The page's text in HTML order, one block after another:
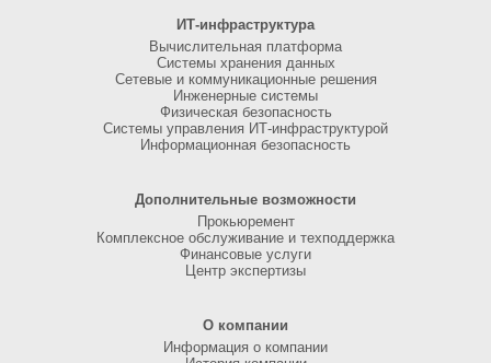
ИТ-инфраструктура
Вычислительная платформа
Системы хранения данных
Сетевые и коммуникационные решения
Инженерные системы
Физическая безопасность
Системы управления ИТ-инфраструктурой
Информационная безопасность
Дополнительные возможности
Прокьюремент
Комплексное обслуживание и техподдержка
Финансовые услуги
Центр экспертизы
О компании
Информация о компании